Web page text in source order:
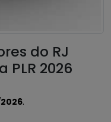
do RJ
2026
.